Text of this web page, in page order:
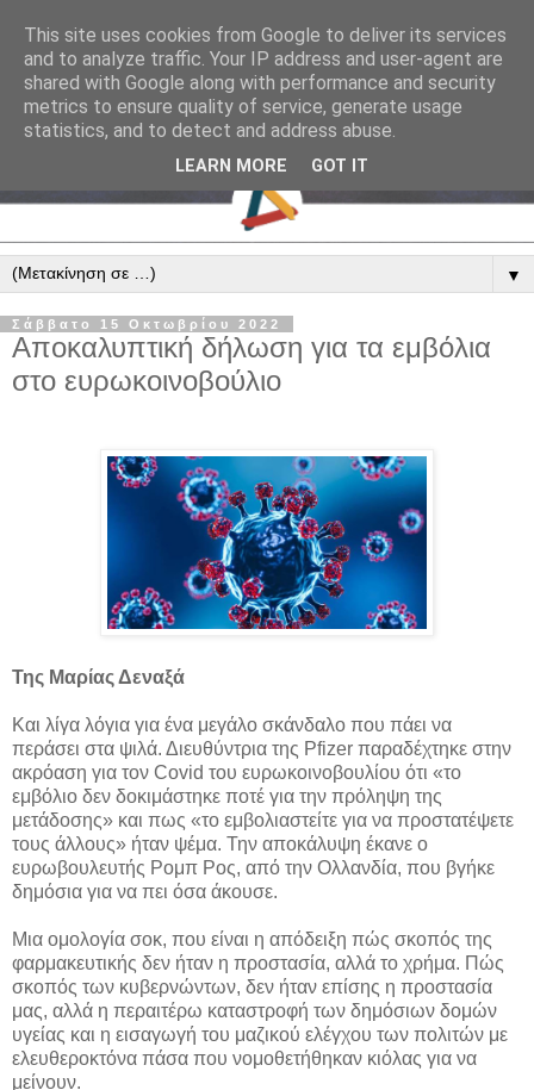
▼
Σάββατο 15 Οκτωβρίου 2022
Αποκαλυπτική δήλωση για τα εμβόλια
στο ευρωκοινοβούλιο
Της Μαρίας Δεναξά
Και λίγα λόγια για ένα μεγάλο σκάνδαλο που πάει να
περάσει στα ψιλά. Διευθύντρια της Pfizer παραδέχτηκε στην
ακρόαση για τον Covid του ευρωκοινοβουλίου ότι «το
εμβόλιο δεν δοκιμάστηκε ποτέ για την πρόληψη της
μετάδοσης» και πως «το εμβολιαστείτε για να προστατέψετε
τους άλλους» ήταν ψέμα. Την αποκάλυψη έκανε ο
ευρωβουλευτής Ρομπ Ρος, από την Ολλανδία, που βγήκε
δημόσια για να πει όσα άκουσε.
Μια ομολογία σοκ, που είναι η απόδειξη πώς σκοπός της
φαρμακευτικής δεν ήταν η προστασία, αλλά το χρήμα. Πώς
σκοπός των κυβερνώντων, δεν ήταν επίσης η προστασία
μας, αλλά η περαιτέρω καταστροφή των δημόσιων δομών
υγείας και η εισαγωγή του μαζικού ελέγχου των πολιτών με
ελευθεροκτόνα πάσα που νομοθετήθηκαν κιόλας για να
μείνουν.
This site uses cookies from Google to deliver its services
and to analyze traffic. Your IP address and user-agent are
shared with Google along with performance and security
metrics to ensure quality of service, generate usage
statistics, and to detect and address abuse.
LEARN MORE GOT IT